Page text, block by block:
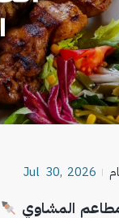
Jul 30, 2026
المشاوي